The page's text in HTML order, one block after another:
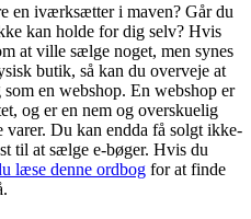
en iværksætter i maven? Går du
kan holde for dig selv? Hvis
at ville sælge noget, men synes
butik, så kan du overveje at
en webshop. En webshop er
og er en nem og overskuelig
varer. Du kan endda få solgt ikke-
til at sælge e-bøger. Hvis du
læse denne ordbog for at finde